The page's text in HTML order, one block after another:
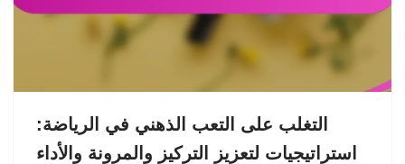
التغلب على التعب الذهني في الرياضة:
استراتيجيات لتعزيز التركيز والمرونة والأداء